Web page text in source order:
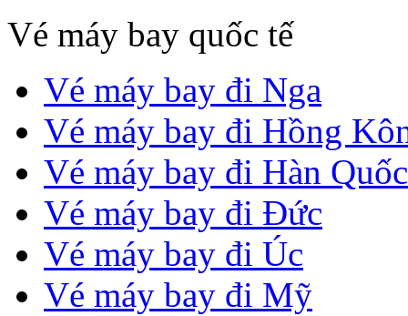
Vé máy bay quốc tế
Vé máy bay đi Nga
Vé máy bay đi Hồng
Vé máy bay đi Hàn Quốc
Vé máy bay đi Đức
Vé máy bay đi Úc
Vé máy bay đi Mỹ